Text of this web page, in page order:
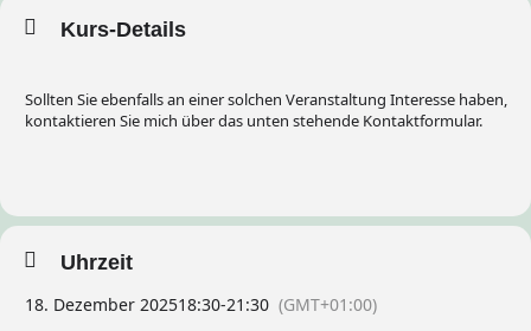
Kurs-Details
Sollten Sie ebenfalls an einer solchen Veranstaltung Interesse haben,
kontaktieren Sie mich über das unten stehende Kontaktformular.
Uhrzeit
18. Dezember 202518:30-21:30 (GMT+01:00)